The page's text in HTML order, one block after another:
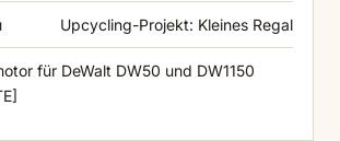
Upcycling-Projekt: Kleines Regal
für DeWalt DW50 und DW1150